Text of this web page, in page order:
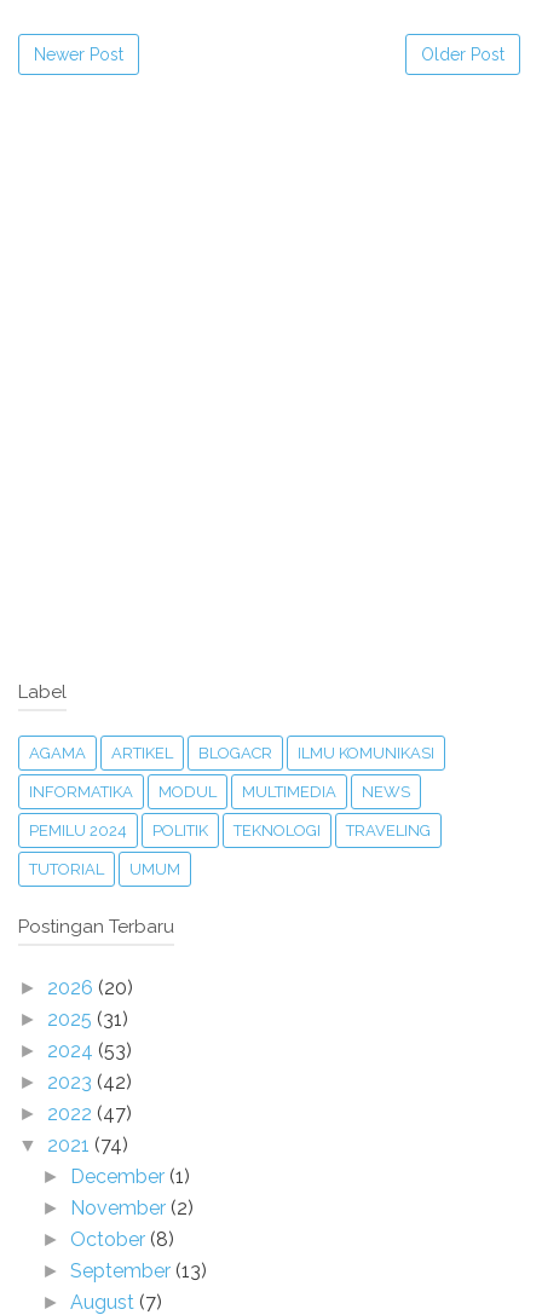
Newer Post Older Post
Label
AGAMA ARTIKEL BLOGACR ILMU KOMUNIKASI
INFORMATIKA MODUL MULTIMEDIA NEWS
PEMILU 2024 POLITIK TEKNOLOGI TRAVELING
TUTORIAL UMUM
Postingan Terbaru
► 2026 (20)
► 2025 (31)
► 2024 (53)
► 2023 (42)
► 2022 (47)
▼ 2021 (74)
► December (1)
► November (2)
► October (8)
►September (13)
►August (7)